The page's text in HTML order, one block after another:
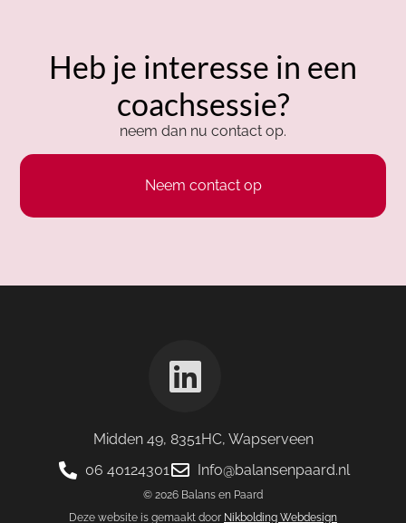
Heb je interesse in een
coachsessie?
neem dan nu contact op.
Neem contact op
Midden 49, 8351HC, Wapserveen
06 40124301
Info@balansenpaard.nl
© 2026 Balans en Paard
Deze website is gemaakt door Nikbolding Webdesign